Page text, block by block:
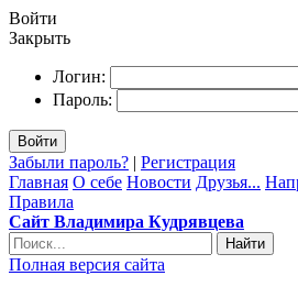
Войти
Закрыть
Логин:
Пароль:
Войти
Забыли пароль? | Регистрация
Главная О себе Новости Друзья...
Правила
Сайт Владимира Кудрявцева
Найти
Полная версия сайта